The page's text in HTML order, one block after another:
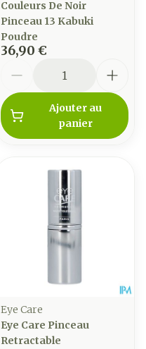
Couleurs De Noir
Pinceau 13 Kabuki
Poudre
36,90 €
Ajouter au
panier
Eye Care
Eye Care Pinceau
Retractable